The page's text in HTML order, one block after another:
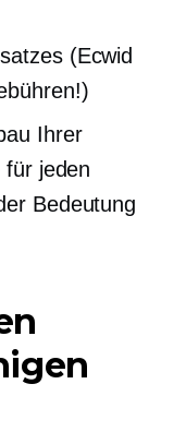
(Ecwid
Ihrer
für jeden
Bedeutung